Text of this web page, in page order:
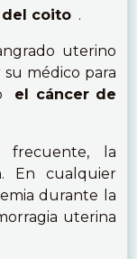
del coito .
uterino
médico para
el cáncer de
frecuente, la
En cualquier
durante la
uterina